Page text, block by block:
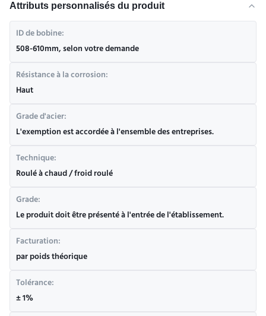
Attributs personnalisés du produit
ID de bobine:
508-610mm, selon votre demande
Résistance à la corrosion:
Haut
Grade d'acier:
L'exemption est accordée à l'ensemble des entreprises.
Technique:
Roulé à chaud / froid roulé
Grade:
Le produit doit être présenté à l'entrée de l'établissement.
Facturation:
par poids théorique
Tolérance:
± 1%